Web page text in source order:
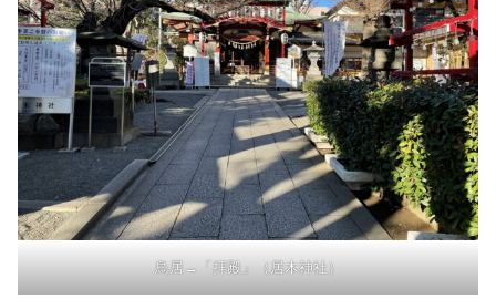
鳥居→「拝殿」（居木神社）